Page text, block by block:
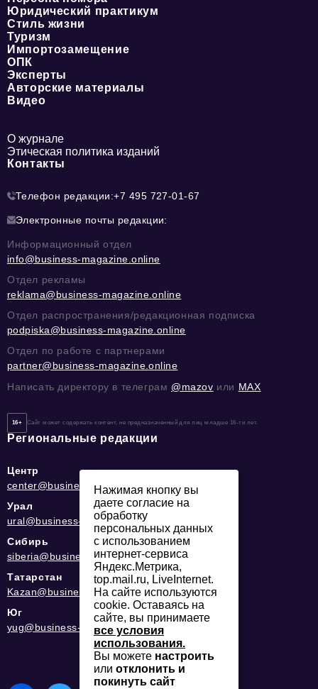
Юридический практикум
Стиль жизни
Туризм
Импортозамещение
ОПК
Эксперты
Авторские материалы
Видео
О журнале
Этическая политика изданий
Контакты
Телефон редакции:+7 495 727-01-67
Электронные почты редакции:
Информационный отдел
info@business-magazine.online
Отдел рекламы
reklama@business-magazine.online
Отдел распространения/редакционная подписка
podpiska@business-magazine.online
Отдел по работе с партнерами
partner@business-magazine.online
Написать директору в телеграм @mazov или MAX
16+ Сайт может содержать контент, не предназначенный для лиц младше 16-ти лет.
Региональные редакции
Центр
center@business-magazine.online
Урал
ural@business-magazine.online
Сибирь
siberia@business-magazine.online
Татарстан
Kazan@business-magazine.online
Юг
yug@business-magazine.online
Нажимая кнопку вы
даете согласие на
обработку
персональных данных
с использованием
интернет-сервиса
Яндекс.Метрика,
top.mail.ru, LiveInternet.
На сайте используются
cookie. Оставаясь на
сайте, вы принимаете
все условия
использования.
Вы можете настроить
или отклонить и
покинуть сайт